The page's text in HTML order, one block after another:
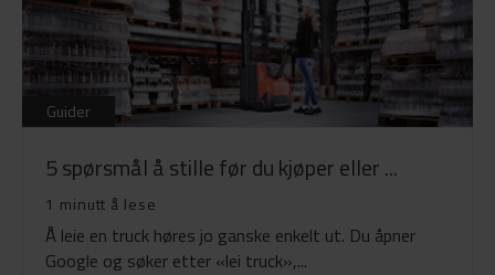
Guider
5 spørsmål å stille før du kjøper eller ...
1 minutt å lese
Å leie en truck høres jo ganske enkelt ut. Du åpner
Google og søker etter «lei truck»,...